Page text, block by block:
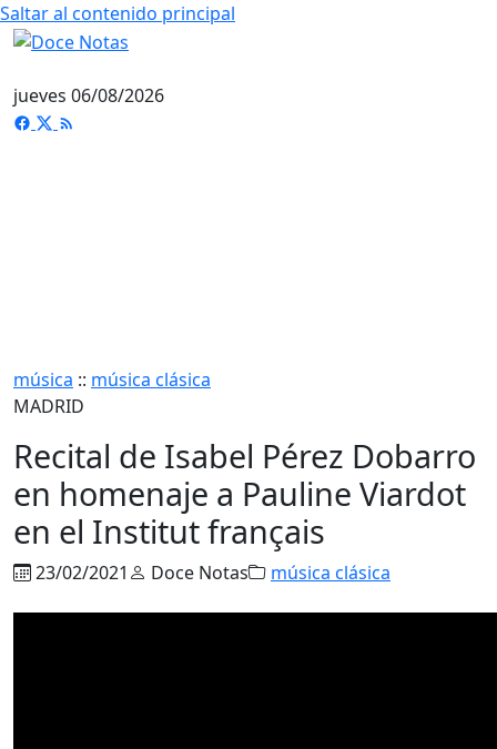
Saltar al contenido principal
jueves 06/08/2026
música :: música clásica
MADRID
Recital de Isabel Pérez Dobarro
en homenaje a Pauline Viardot
en el Institut français
23/02/2021 Doce Notas música clásica